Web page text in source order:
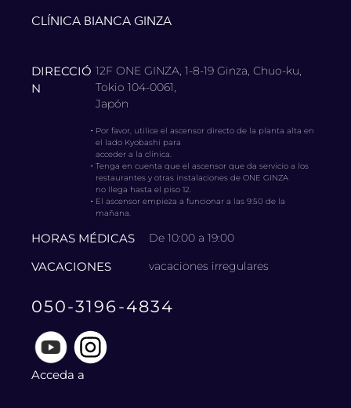
CLÍNICA BIANCA GINZA
DIRECCIÓ
N
12F ONE GINZA, 1-8-19 Ginza, Chuo-ku,
Tokio 104-0061,
Japón
・ Por favor, utilice el ascensor directo de la planta alta en
el lado Kyobashi para
acceder a la clínica.
・Tenga en cuenta que el ascensor que da servicio a los
restaurantes y otras instalaciones de ONE GINZA
no llega hasta el piso 12.
・ El ascensor empieza a funcionar a las 9:50 de la
mañana.
HORAS MÉDICAS De 10:00 a 19:00
VACACIONES vacaciones irregulares
050-3196-4834
Acceda a